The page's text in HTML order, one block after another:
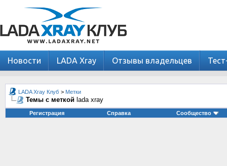
Новости LADA Xray Отзывы владельцев
LADA Xray Клуб > Метки
Темы с меткой lada xray
Регистрация Справка Сообщество